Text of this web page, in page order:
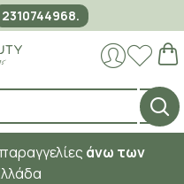
2310744968.
άνω των